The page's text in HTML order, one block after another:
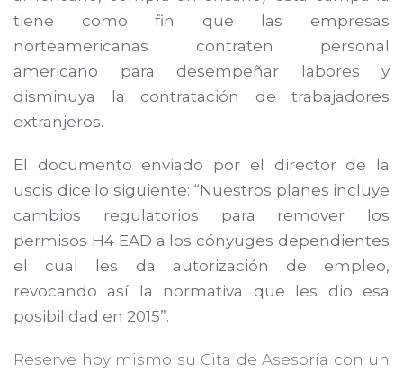
tiene como fin que las empresas
norteamericanas contraten personal
americano para desempeñar labores y
disminuya la contratación de trabajadores
extranjeros.
El documento enviado por el director de la
uscis dice lo siguiente: “Nuestros planes incluye
cambios regulatorios para remover los
permisos H4 EAD a los cónyuges dependientes
el cual les da autorización de empleo,
revocando así la normativa que les dio esa
posibilidad en 2015”.
Reserve hoy mismo su Cita de Asesoría con un